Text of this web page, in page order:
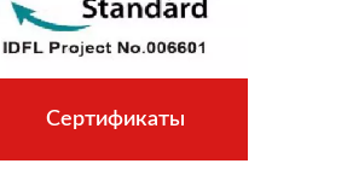
Сертификаты